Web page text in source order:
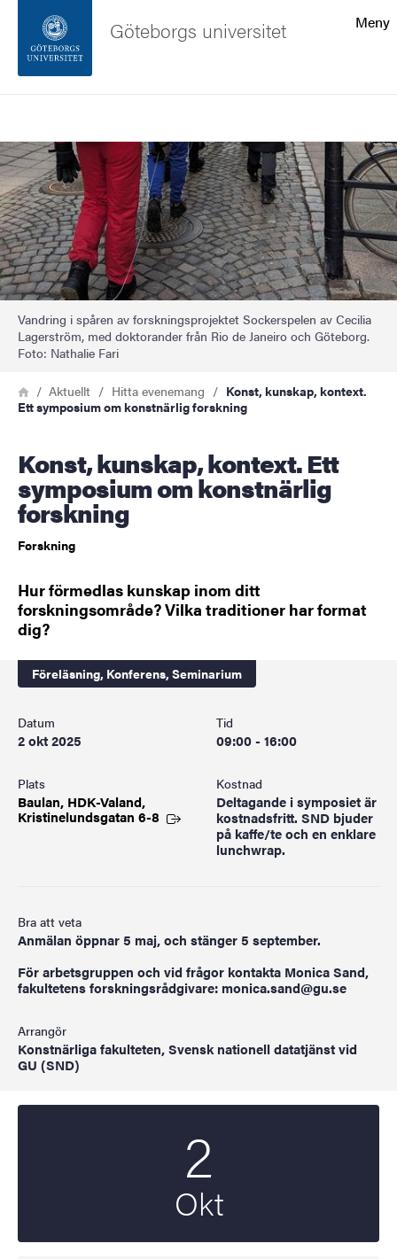
Sidfoten
Om webbplatsen
Meny
Göteborgs universitet
Bild
Vandring i spåren av forskningsprojektet Sockerspelen av Cecilia
Lagerström, med doktorander från Rio de Janeiro och Göteborg.
Foto: Nathalie Fari
Länkstig
HemAktuellt Hitta evenemang
Konst, kunskap, kontext.
Ett symposium om konstnärlig forskning
Konst, kunskap, kontext. Ett
symposium om konstnärlig
forskning
Forskning
Hur förmedlas kunskap inom ditt
forskningsområde? Vilka traditioner har format
dig?
Föreläsning, Konferens, Seminarium
Datum
2 okt 2025
Tid
09:00 - 16:00
Plats
Baulan, HDK-Valand,
Kristinelundsgatan 6-8
Kostnad
Deltagande i symposiet är
kostnadsfritt. SND bjuder
på kaffe/te och en enklare
lunchwrap.
Bra att veta
Anmälan öppnar 5 maj, och stänger 5 september.
För arbetsgruppen och vid frågor kontakta Monica Sand,
fakultetens forskningsrådgivare: monica.sand@gu.se
Arrangör
Konstnärliga fakulteten, Svensk nationell datatjänst vid
GU (SND)
2
Okt